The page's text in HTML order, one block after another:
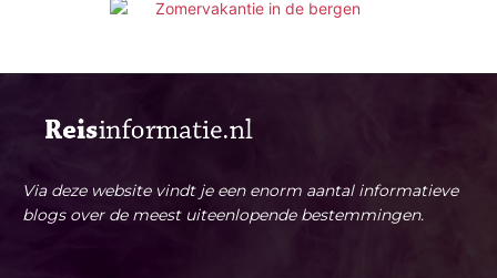
Via deze website vindt je een enorm aantal informatieve
blogs over de meest uiteenlopende bestemmingen.